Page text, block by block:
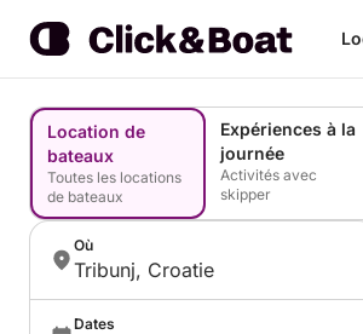
Location de
bateaux
Toutes les locations
de bateaux
Expériences à la
journée
Activités avec
skipper
Où
Tribunj, Croatie
Dates